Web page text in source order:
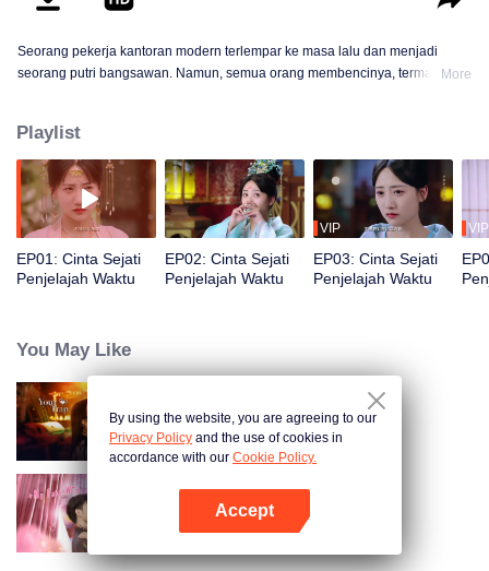
Seorang pekerja kantoran modern terlempar ke masa lalu dan menjadi
seorang putri bangsawan. Namun, semua orang membencinya, termasuk
ibu Pangeran Ling! Bersama sang pangeran, ia pun mencari kebenaran.
More
Playlist
EP01: Cinta Sejati
Penjelajah Waktu
EP02: Cinta Sejati
Penjelajah Waktu
VIP
EP03: Cinta Sejati
Penjelajah Waktu
VIP
You May Like
Terjebak Kamu
Istri Pura-Pura
By using the website, you are agreeing to our
Privacy Policy and the use of cookies in
accordance with our Cookie Policy.
Accept